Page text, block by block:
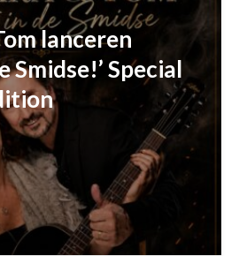
lanceren
Smidse!’ Special